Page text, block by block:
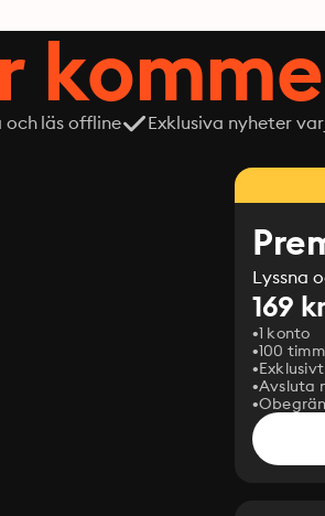
och läs offline Exklusiva nyheter
Lyssna
169
1 konto
100
Avsluta